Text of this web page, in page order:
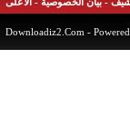
-بيان الخصوصية-الأعلى
Downloadiz2.Com-